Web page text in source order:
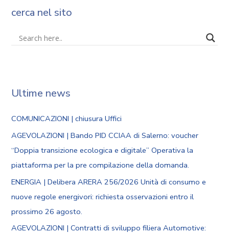
cerca nel sito
Ultime news
COMUNICAZIONI | chiusura Uffici
AGEVOLAZIONI | Bando PID CCIAA di Salerno: voucher
“Doppia transizione ecologica e digitale” Operativa la
piattaforma per la pre compilazione della domanda.
ENERGIA | Delibera ARERA 256/2026 Unità di consumo e
nuove regole energivori: richiesta osservazioni entro il
prossimo 26 agosto.
AGEVOLAZIONI | Contratti di sviluppo filiera Automotive: